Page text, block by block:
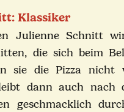
Klassiker
Julienne Schnitt
die sich beim
sie die Pizza nicht
dann auch
geschmacklich